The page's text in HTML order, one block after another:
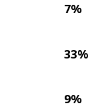
7%
33%
9%